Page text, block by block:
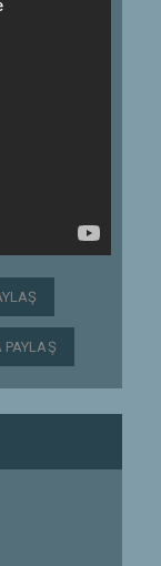
PAYLAŞ